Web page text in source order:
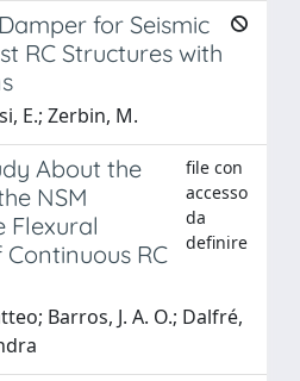
for Seismic
RC Structures with
E.; Zerbin, M.
About the
NSM
Flexural
RC
file con
accesso
da
definire
Barros, J. A. O.; Dalfré,